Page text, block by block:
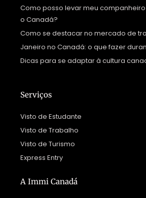
Como posso levar meu
o Canadá?
Como se destacar no mercado de
Janeiro no Canadá: o que fazer
Dicas para se adaptar à cultura
Serviços
Visto de Estudante
Visto de Trabalho
Visto de Turismo
Express Entry
A Immi Canadá